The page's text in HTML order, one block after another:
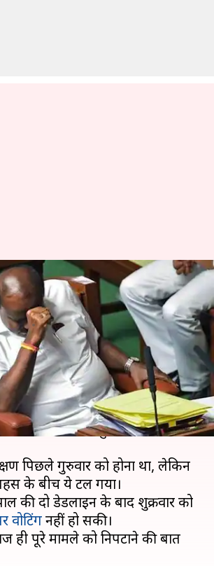
स्पीकर ने किया स्पष्ट,
बहुमत परीक्षण
2019 01:32 pm
सियासी नाटक के बीच कर्नाटक
केआर रमेश कुमार ने आज सदन
होने पर कहा कि बहुमत परीक्षण आज
पिछले गुरुवार को होना था, लेकिन
के बीच ये टल गया।
की दो डेडलाइन के बाद शुक्रवार को
वोटिंगनहीं हो सकी।
पूरे मामले को निपटाने की बात